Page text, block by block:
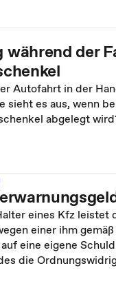
der
Autofahrt in der
sieht es aus, wenn
abgelegt
eines Kfz leistet
einer ihm gemäß
eine eigene
die